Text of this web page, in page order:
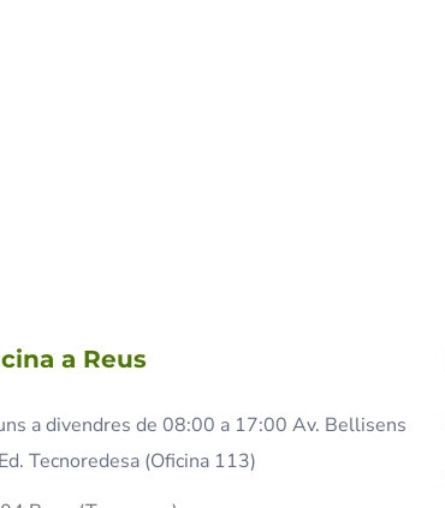
a Reus
a divendres de 08:00 a 17:00 Av. Bellisens
Tecnoredesa (Oficina 113)